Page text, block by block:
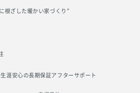
根ざした暖かい家づくり”
涯安心の長期保証アフターサポート